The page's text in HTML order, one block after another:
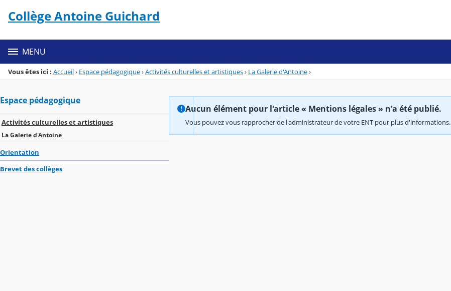
Menu de la rubrique
Contenu
Collège Antoine Guichard
MENU
Vous êtes ici : Accueil› Espace pédagogique›Activités culturelles et artistiques› La Galerie d'Antoine›
Espace pédagogique
Activités culturelles et artistiques
La Galerie d'Antoine
Orientation
Brevet des collèges
Aucun élément pour l'article « Mentions légales » n'a été publié.
Vous pouvez vous rapprocher de l'administrateur de votre ENT pour plus d'informations.